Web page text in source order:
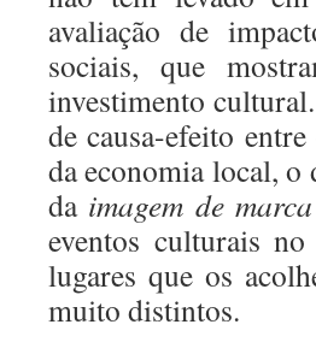
avaliação de
sociais, que
investimento
de causa-efeito
da economia local,
daimagem de marca
eventos culturais
lugares que os
muito distintos.